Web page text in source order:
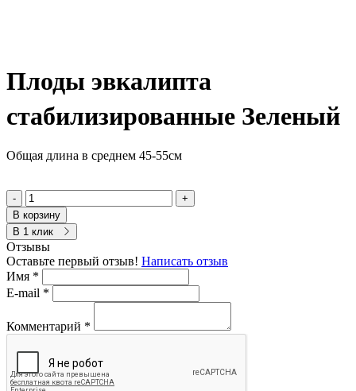
Плоды эвкалипта
стабилизированные Зеленый
Общая длина в среднем 45-55см
-
+
В корзину
В 1 клик
Отзывы
Оставьте первый отзыв! Написать отзыв
Имя *
E-mail *
Комментарий *